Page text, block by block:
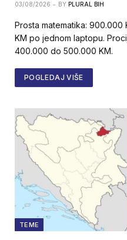
03/08/2026 BY PLURAL BIH
Prosta matematika:
KM po jednom laptopu.
400.000 do 500.000 KM.
POGLEDAJ VIŠE
TEME